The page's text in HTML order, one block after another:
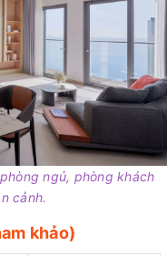
ngủ, phòng khách
cảnh.
khảo)